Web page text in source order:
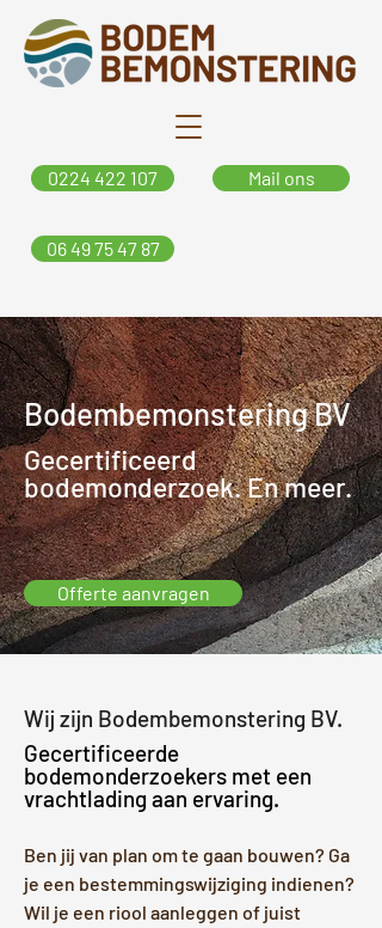
0224 422 107 Mail ons
06 49 75 47 87
Bodembemonstering BV
Gecertificeerd
bodemonderzoek. En meer.
Offerte aanvragen
Wij zijn Bodembemonstering BV.
Gecertificeerde
bodemonderzoekers met een
vrachtlading aan ervaring.
Ben jij van plan om te gaan bouwen? Ga
je een bestemmingswijziging indienen?
Wil je een riool aanleggen of juist